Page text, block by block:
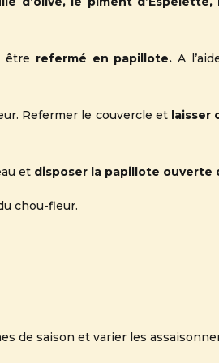
être refermé en papillote.A
Refermer le couvercle etlaisser
et disposer la papillote ouverte
chou-fleur.
de saison et varier les